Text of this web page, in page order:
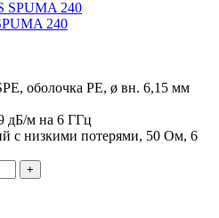
240
оболочка PE, ø вн. 6,15 мм
дБ/м на 6 ГГц
с низкими потерями, 50 Ом, 6
+